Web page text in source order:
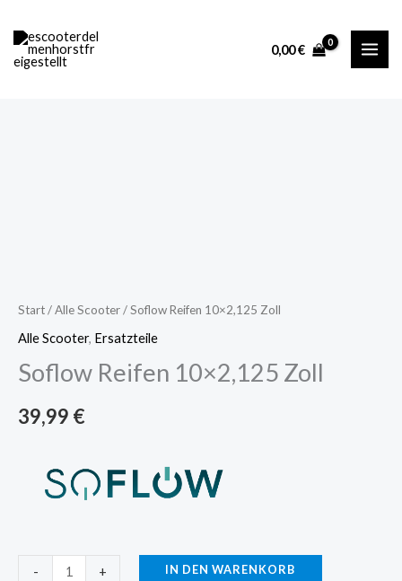
Inhalt
springen
0,00€
Start/Alle Scooter/ Soflow Reifen 10×2,125 Zoll
Alle Scooter, Ersatzteile
Soflow Reifen 10×2,125 Zoll
39,99 €
- + IN DEN WARENKORB
Zoll
Menge